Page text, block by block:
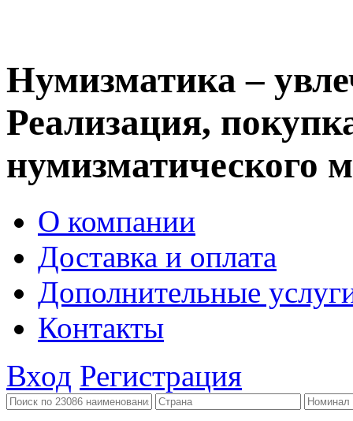
Нумизматика –
Реализация,
нумизматического
О компании
Доставка и оплата
Дополнительные
Контакты
Вход Регистрация